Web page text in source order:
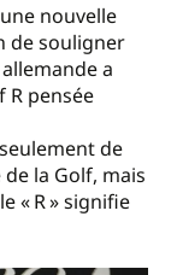
nouvelle
de souligner
a
R pensée
de
la Golf, mais
« R » signifie